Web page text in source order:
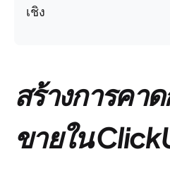
เชิง
สร้างการคา
ขายใน